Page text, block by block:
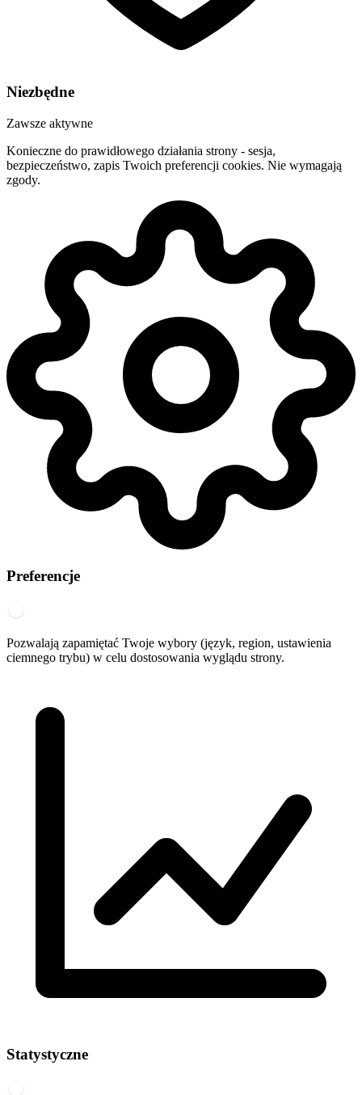
Niezbędne
Zawsze aktywne
Konieczne do prawidłowego działania strony - sesja,
bezpieczeństwo, zapis Twoich preferencji cookies. Nie wymagają
zgody.
Preferencje
Pozwalają zapamiętać Twoje wybory (język, region, ustawienia
ciemnego trybu) w celu dostosowania wyglądu strony.
Statystyczne